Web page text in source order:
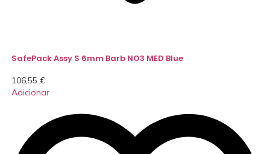
SafePack Assy S 6mm Barb NO3 MED Blue
106,55 €
Adicionar